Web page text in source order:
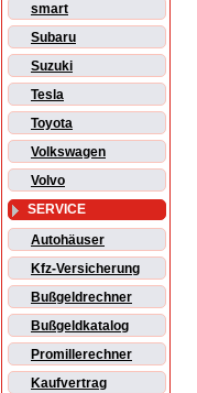
smart
Subaru
Suzuki
Tesla
Toyota
Volkswagen
Volvo
SERVICE
Autohäuser
Kfz-Versicherung
Bußgeldrechner
Bußgeldkatalog
Promillerechner
Kaufvertrag